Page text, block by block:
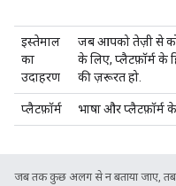
इस्तेमाल
का
उदाहरण
जब आपको तेज़ी से
के लिए, प्लैटफ़ॉर्म के
की ज़रूरत हो.
प्लैटफ़ॉर्म भाषा और प्लैटफ़ॉर्म
जब तक कुछ अलग से न बताया जाए, तब